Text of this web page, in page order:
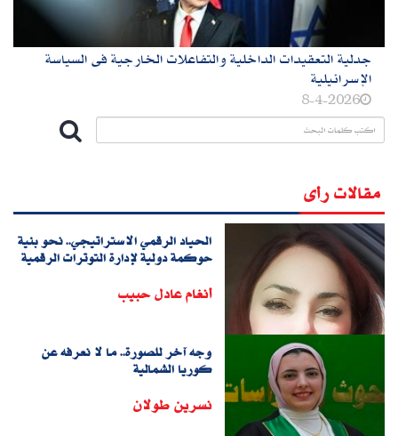
جدلية التعقيدات الداخلية والتفاعلات الخارجية فى السياسة
الإسرائيلية
8-4-2026
مقالات رأى
الحياد الرقمي الاستراتيجي.. نحو بنية
حوكمة دولية لإدارة التوترات الرقمية
أنغام عادل حبيب
وجه آخر للصورة.. ما لا نعرفه عن
كوريا الشمالية
نسرين طولان